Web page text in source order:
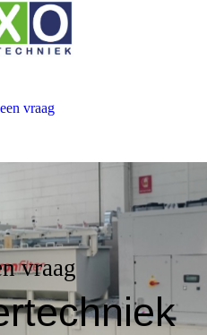
vraag
vraag